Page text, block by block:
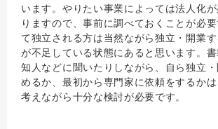
います。やりたい事業によっては法人化
りますので、事前に調べておくことが必
て独立される方は当然ながら独立・開業
が不足している状態にあると思います。書
知人などに聞いたりしながら、自ら独立
めるか、最初から専門家に依頼をするか
考えながら十分な検討が必要です。